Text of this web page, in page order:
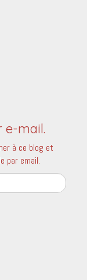
e-mail.
à ce blog et
par email.